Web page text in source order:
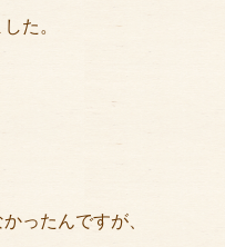
た。
ったんですが、